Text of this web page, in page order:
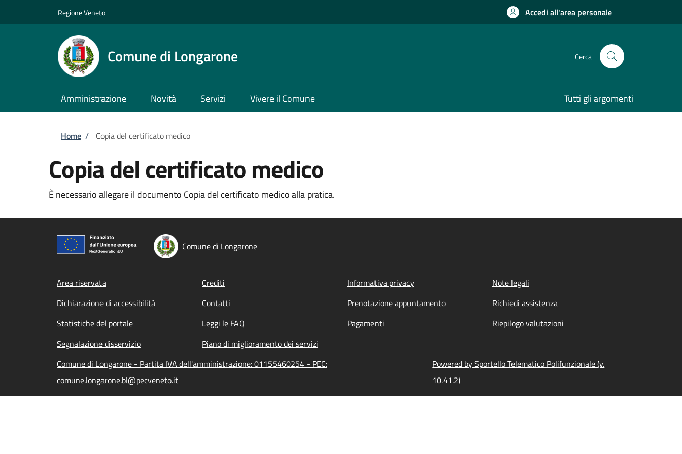
Regione Veneto Accedi all'area personale
Comune di Longarone Cerca
Amministrazione Novità Servizi Vivere il Comune Tutti gli argomenti
Briciole di pane
Home / Copia del certificato medico
Copia del certificato medico
È necessario allegare il documento Copia del certificato medico alla pratica.
Comune di Longarone
Footer menu
Area riservata Crediti Informativa privacy
Note legali
Dichiarazione di accessibilità
Contatti Prenotazione appuntamento
Richiedi assistenza
Statistiche del portale
Leggi le FAQ Pagamenti
Riepilogo valutazioni
Segnalazione disservizio
Piano di miglioramento dei servizi
Comune di Longarone - Partita IVA dell'amministrazione: 01155460254 - PEC:
comune.longarone.bl@pecveneto.it
Powered by Sportello Telematico Polifunzionale (v.
10.41.2)